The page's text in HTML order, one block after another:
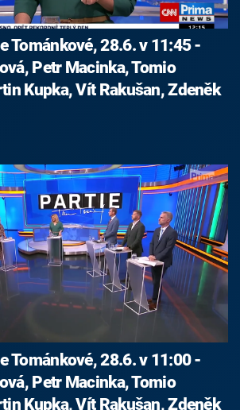
Tománkové, 28.6. v 11:45 -
Petr Macinka, Tomio
Kupka, Vít Rakušan, Zdeněk
Tománkové, 28.6. v 11:00 -
Petr Macinka, Tomio
Kupka, Vít Rakušan, Zdeněk